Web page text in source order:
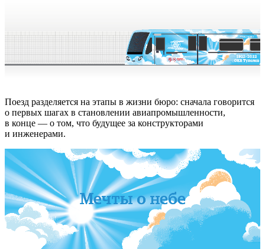
Поезд разделяется на этапы в жизни бюро: сначала говорится
о первых шагах в становлении авиапромышленности,
в конце — о том, что будущее за конструкторами
и инженерами.